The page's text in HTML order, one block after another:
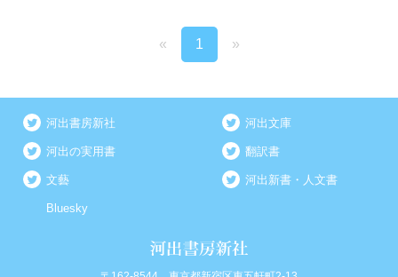
« 1 »
河出書房新社 河出文庫
河出の実用書 翻訳書
文藝 河出新書・人文書
Bluesky